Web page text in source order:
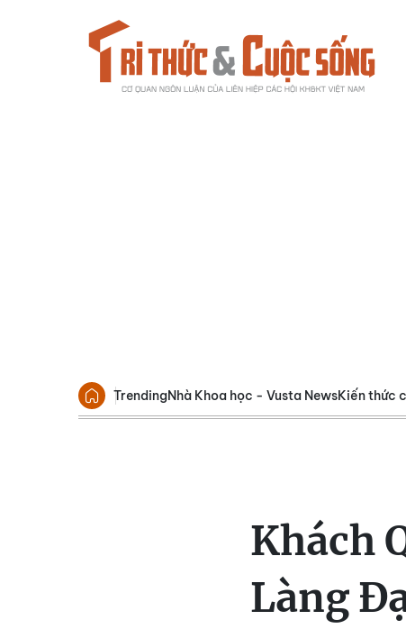
TrendingNhà Khoa học - Vusta NewsKiến thức
Khách
Làng